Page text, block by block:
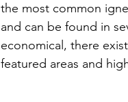
the most common
and can be found in
economical, there
featured areas and